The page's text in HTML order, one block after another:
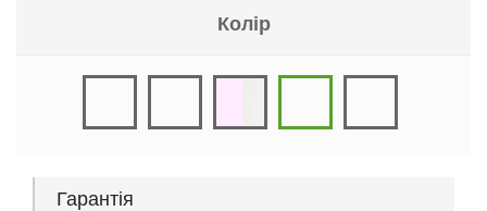
Колір
Гарантія